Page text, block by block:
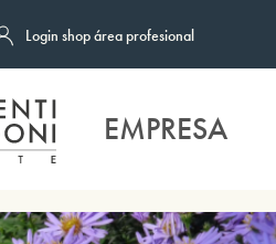
Login shop área profesional
EMPRESA